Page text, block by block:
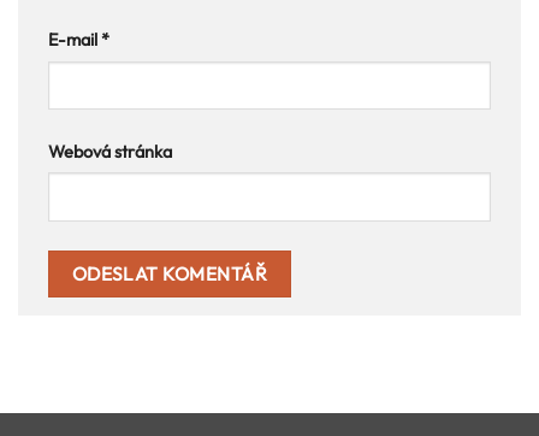
E-mail*
Webová stránka